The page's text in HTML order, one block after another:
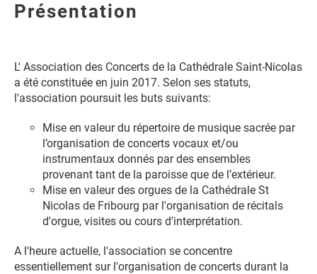
Présentation
L' Association des Concerts de la Cathédrale Saint-Nicolas
a été constituée en juin 2017. Selon ses statuts,
l'association poursuit les buts suivants:
Mise en valeur du répertoire de musique sacrée par
l’organisation de concerts vocaux et/ou
instrumentaux donnés par des ensembles
provenant tant de la paroisse que de l’extérieur.
Mise en valeur des orgues de la Cathédrale St
Nicolas de Fribourg par l'organisation de récitals
d'orgue, visites ou cours d'interprétation.
A l'heure actuelle, l'association se concentre
essentiellement sur l'organisation de concerts durant la